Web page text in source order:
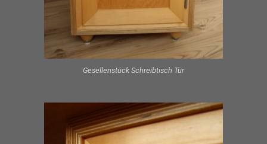
Gesellenstück Schreibtisch Tür